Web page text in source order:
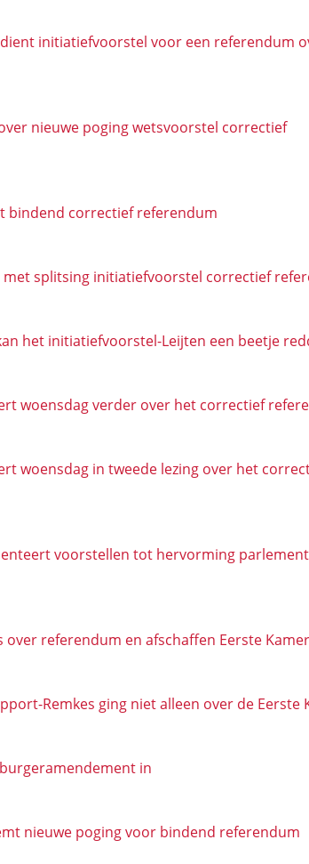
initiatiefvoorstel voor een referendum
nieuwe poging wetsvoorstel correctief
bindend correctief referendum
met splitsing initiatiefvoorstel correctief
het initiatief­voorstel-Leijten een beetje
woensdag verder over het correctief
woensdag in tweede lezing over het
voorstellen tot hervorming
over referendum en afschaffen Eerste Kamer
Remkes ging niet alleen over de Eerste
in
nieuwe poging voor bindend referendum